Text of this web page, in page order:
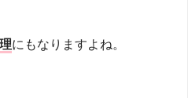
にもなりますよね。